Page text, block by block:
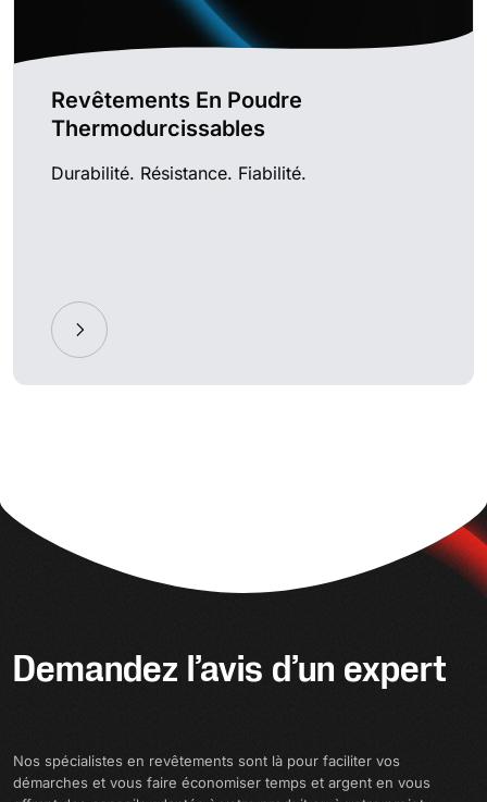
Revêtements En Poudre
Thermodurcissables
Durabilité. Résistance. Fiabilité.
Demandez l’avis d’un expert
Nos spécialistes en revêtements sont là pour faciliter vos
démarches et vous faire économiser temps et argent en vous